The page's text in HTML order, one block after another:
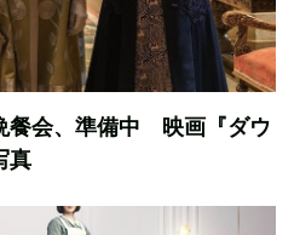
餐会、準備中 映画『ダウ
真